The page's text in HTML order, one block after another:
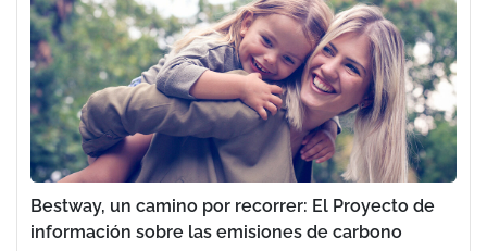
También les presentaremos las novedades Bestway en el plano de la
innovación tecnológica: como nuestro sistemaAlwayzairey la línea
depiscinas Steel Pro Max.
Y, para terminar, ¡nuestro lujoso spa Maldives les dejará con la boca
abierta! ¡Les esperamos!
Para mayores detalles, visite el sitio oficial de la Feria.
Bestway, un camino por recorrer: El Proyecto de
información sobre las emisiones de carbono